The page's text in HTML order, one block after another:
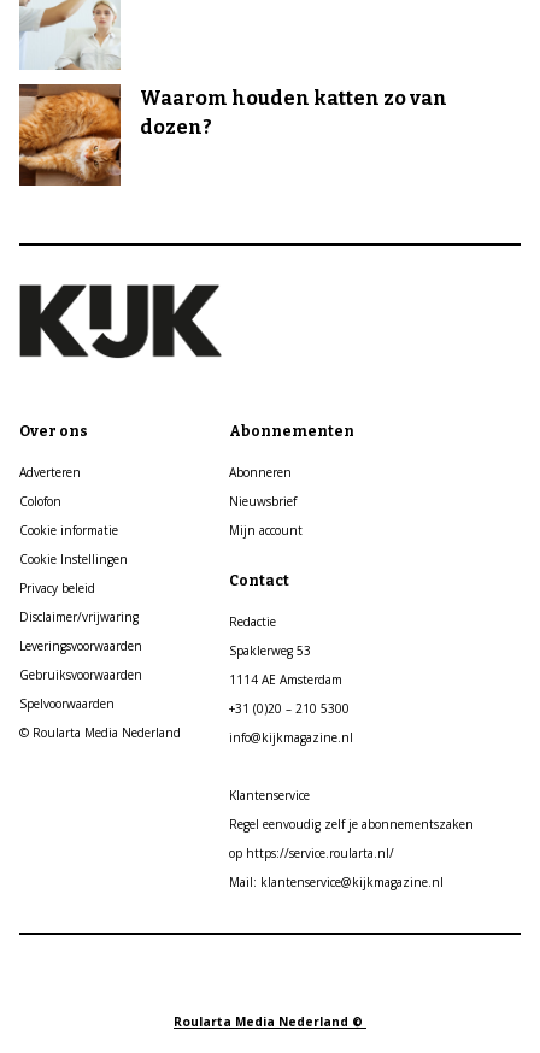
Waarom houden katten zo van
dozen?
Over ons
Adverteren
Colofon
Cookie informatie
Cookie Instellingen
Privacy beleid
Disclaimer/vrijwaring
Leveringsvoorwaarden
Gebruiksvoorwaarden
Spelvoorwaarden
© Roularta Media Nederland
Abonnementen
Abonneren
Nieuwsbrief
Mijn account
Contact
Redactie
Spaklerweg 53
1114 AE Amsterdam
+31 (0)20 – 210 5300
info@kijkmagazine.nl
Klantenservice
Regel eenvoudig zelf je abonnementszaken
op https://service.roularta.nl/
Mail: klantenservice@kijkmagazine.nl
Roularta Media Nederland ©